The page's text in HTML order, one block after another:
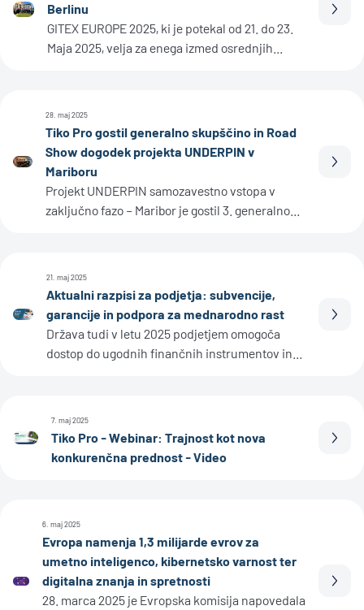
Berlinu
GITEX EUROPE 2025, ki je potekal od 21. do 23.
Maja 2025, velja za enega izmed osrednjih...
28. maj 2025
Tiko Pro gostil generalno skupščino in Road
Show dogodek projekta UNDERPIN v
Mariboru
Projekt UNDERPIN samozavestno vstopa v
zaključno fazo – Maribor je gostil 3. generalno...
21. maj 2025
Aktualni razpisi za podjetja: subvencije,
garancije in podpora za mednarodno rast
Država tudi v letu 2025 podjetjem omogoča
dostop do ugodnih finančnih instrumentov in...
7. maj 2025
Tiko Pro - Webinar: Trajnost kot nova
konkurenčna prednost - Video
6. maj 2025
Evropa namenja 1,3 milijarde evrov za
umetno inteligenco, kibernetsko varnost ter
digitalna znanja in spretnosti
28. marca 2025 je Evropska komisija napovedala